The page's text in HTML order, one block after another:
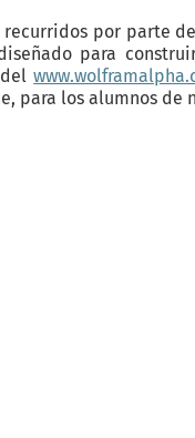
recurridos por parte
para
del
para los alumnos de